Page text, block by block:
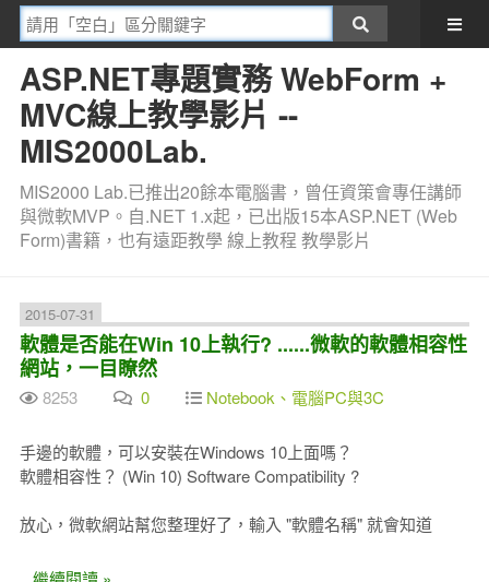
ASP.NET專題實務 WebForm +
MVC線上教學影片 --
MIS2000Lab.
MIS2000 Lab.已推出20餘本電腦書，曾任資策會專任講師
與微軟MVP。自.NET 1.x起，已出版15本ASP.NET (Web
Form)書籍，也有遠距教學 線上教程 教學影片
2015-07-31
軟體是否能在Win 10上執行? ......微軟的軟體相容性
網站，一目瞭然
8253 0 Notebook、電腦PC與3C
手邊的軟體，可以安裝在Windows 10上面嗎？
軟體相容性？ (Win 10) Software Compatibility ?
放心，微軟網站幫您整理好了，輸入 "軟體名稱" 就會知道